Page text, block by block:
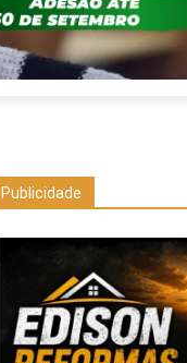
Publicidade